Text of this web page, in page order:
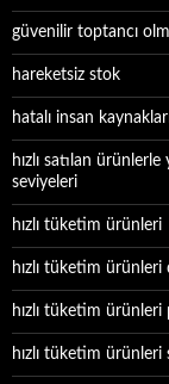
güvenilir toptancı
hareketsiz stok
hatalı insan
hızlı satılan
seviyeleri
hızlı tüketim ürünleri
hızlı tüketim
hızlı tüketim ürünleri
hızlı tüketim ürünleri